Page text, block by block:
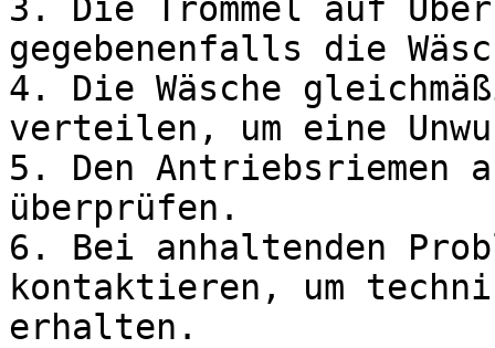
3. Die Trommel auf
gegebenenfalls die
4. Die Wäsche
verteilen, um eine
5. Den Antriebsriemen
überprüfen.
6. Bei anhaltenden
kontaktieren, um
erhalten.